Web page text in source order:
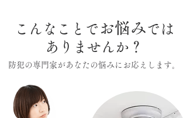
こんなことで お悩みでは
ありませんか？
防犯の専門家があなたの悩みにお応えします。